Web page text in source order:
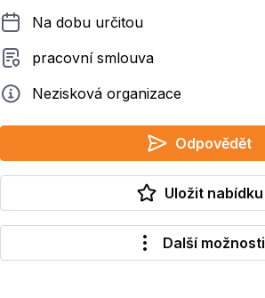
Délka pracovního poměru
Na dobu určitou
Typ smluvního vztahu
pracovní smlouva
ZadavatelNezisková organizace
Odpovědět
Uložit nabídku
Další možnosti